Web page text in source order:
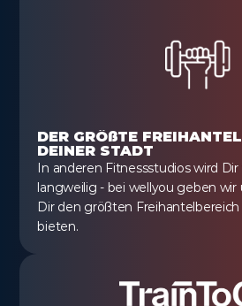
DER GRÖßTE
DEINER STADT
In anderen Fitnessstudios wird
langweilig - bei wellyou geben wir
Dir den größten
bieten.